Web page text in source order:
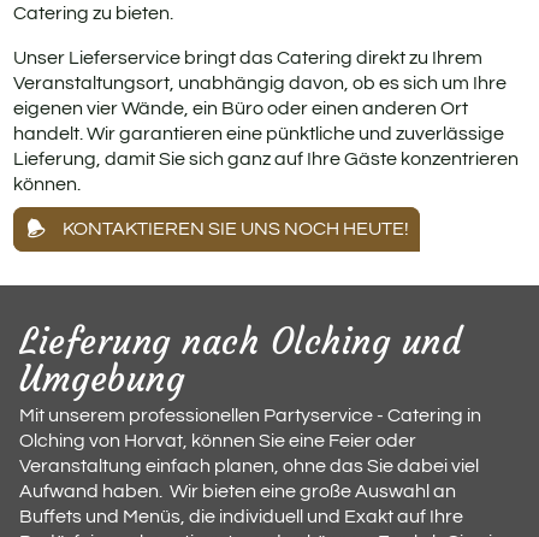
Catering zu bieten.
Unser Lieferservice bringt das Catering direkt zu Ihrem
Veranstaltungsort, unabhängig davon, ob es sich um Ihre
eigenen vier Wände, ein Büro oder einen anderen Ort
handelt. Wir garantieren eine pünktliche und zuverlässige
Lieferung, damit Sie sich ganz auf Ihre Gäste konzentrieren
können.
KONTAKTIEREN SIE UNS NOCH HEUTE!
Lieferung nach Olching und
Umgebung
Mit unserem professionellen Partyservice - Catering in
Olching von Horvat, können Sie eine Feier oder
Veranstaltung einfach planen, ohne das Sie dabei viel
Aufwand haben. Wir bieten eine große Auswahl an
Buffets und Menüs, die individuell und Exakt auf Ihre